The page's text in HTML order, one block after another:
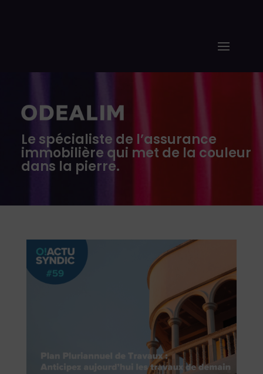
Le spécialiste de l’assurance
immobilière qui met de la couleur
dans la pierre.